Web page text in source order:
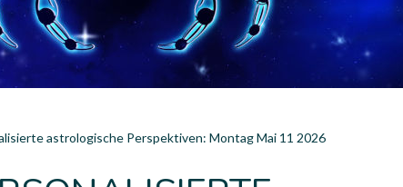
astrologische Perspektiven: Montag Mai 11 2026